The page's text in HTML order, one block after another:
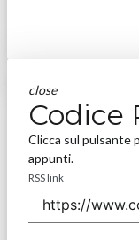
close
Codice
Clicca sul pulsante
appunti.
RSS link